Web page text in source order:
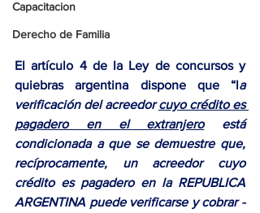
Capacitacion
Derecho de Familia
El artículo 4 de la Ley de concursos y
quiebras argentina dispone que “la
verificación del acreedor cuyo crédito es
pagadero en el extranjero está
condicionada a que se demuestre que,
recíprocamente, un acreedor cuyo
crédito es pagadero en la REPUBLICA
ARGENTINA puede verificarse y cobrar -